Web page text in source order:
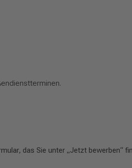
das Sie unter „Jetzt bewerben“